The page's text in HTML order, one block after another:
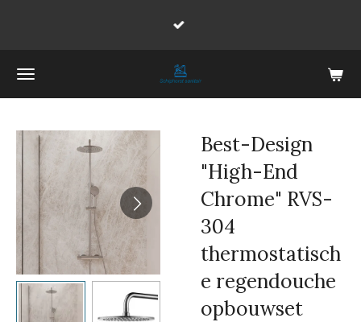
de
Best-Design
"High-End
Chrome" RVS-
304
thermostatisch
e regendouche
opbouwset